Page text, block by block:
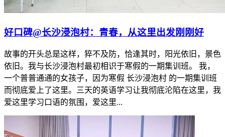
​好口碑@长沙浸泡村：青春，从这里出发刚刚好
故事的开头总是这样，猝不及防，恰逢其时，阳光依旧，景色
依旧。我与长沙浸泡村最初相识于寒假的一期集训班。 我，
一个普普通通的女孩子，因为寒假 长沙浸泡村 的一期集训班
而彻底爱上了这里。三天的英语学习让我彻底沦陷在这里，我
爱这里学习口语的氛围，爱这里...